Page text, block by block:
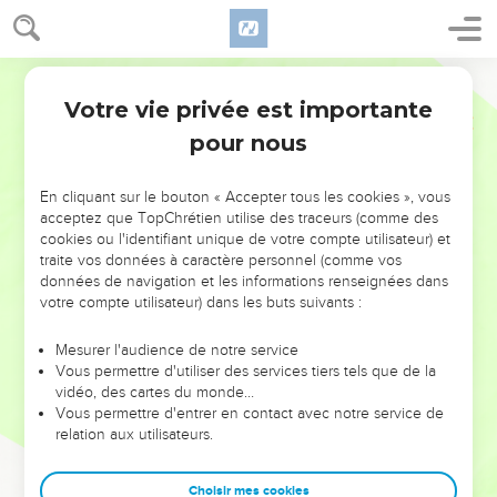
NE MANQUEZ PAS L’ÉVÉNEMENT
DE L’ANNÉE !
ET SI LEURS ERREURS POUVAIENT VOUS ÉVITER LES
VOTRES ?
leur foi ou leur vision. Mais on voit moins les doutes, les erreurs
et les saisons difficiles qu'ils ont traversés, alors même que ce
sont elles qui les ont façonnés.
Dans cette conférence, leaders, entrepreneurs, et responsables
clés pour avancer avec plus de sagesse afin que leurs erreurs
Votre vie privée est importante
pour nous
En cliquant sur le bouton « Accepter tous les cookies », vous
acceptez que TopChrétien utilise des traceurs (comme des
cookies ou l'identifiant unique de votre compte utilisateur) et
traite vos données à caractère personnel (comme vos
données de navigation et les informations renseignées dans
votre compte utilisateur) dans les buts suivants :
Mesurer l'audience de notre service
Vous permettre d'utiliser des services tiers tels que de la
vidéo, des cartes du monde…
Vous permettre d'entrer en contact avec notre service de
relation aux utilisateurs.
Choisir mes cookies